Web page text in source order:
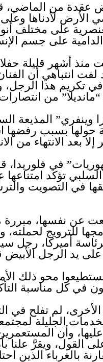
من الماضي، قد
الأرض لأدناها
على مختلف
الدامية على جسم
منذ أشهر قليلة
لفت انتباهي أن
تكريم هذا الرجل،
“مانديلا” من
وينفري” المذيعة
حولها بسبب رفضها
بعد الانتهاء من
في
السلبي تؤكد
في التصويت
عن نفسها،
للترويج
أميركا، رجل
على يد الرجل الأبيض
يستطيعوا محو ذلك
في كل مناسبة
الأخرى، لم تفلح
الجليلة
وأن المستعمرين
القول، ويقرَّ علنا
بالغرباء الذين